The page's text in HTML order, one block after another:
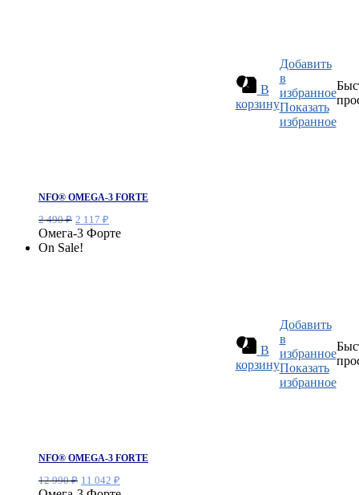
В
корзину
Добавить
в
избранное
Показать
избранное
NFO® OMEGA-3 FORTE
2 490₽ Первоначальная
цена
составляла
2 117 ₽
цена:
Омега-3 Форте
On Sale!
В
корзину
Добавить
в
избранное
Показать
избранное
NFO® OMEGA-3 FORTE
12 990₽ Первоначальная
11 042 ₽